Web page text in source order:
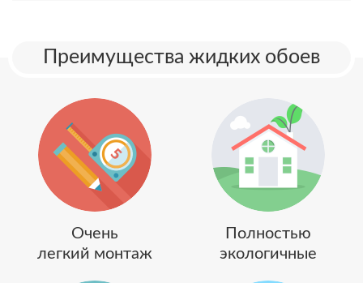
Преимущества жидких обоев
Очень
легкий монтаж
Полностью
экологичные